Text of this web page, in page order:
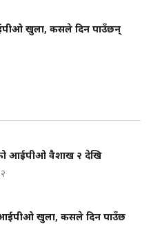
खुला, कसले दिन पाउँछन्
आईपीओ वैशाख २ देखि
आईपीओ खुला, कसले दिन पाउँछ